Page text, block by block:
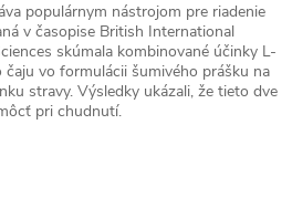
populárnym nástrojom pre riadenie
v časopise British International
skúmala kombinované účinky L-
čaju vo formulácii šumivého prášku na
stravy. Výsledky ukázali, že tieto dve
pri chudnutí.